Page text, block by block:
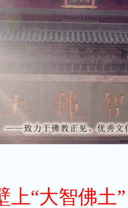
上“大智佛土